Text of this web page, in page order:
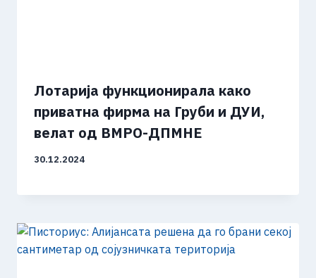
Лотарија функционирала како
приватна фирма на Груби и ДУИ,
велат од ВМРО-ДПМНЕ
30.12.2024